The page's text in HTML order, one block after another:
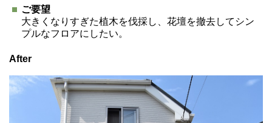
ご要望
大きくなりすぎた植木を伐採し、花壇を撤去してシン
プルなフロアにしたい。
After